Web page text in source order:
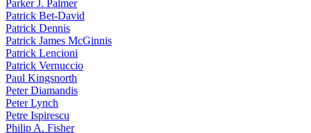
Parker J. Palmer
Patrick Bet-David
Patrick Dennis
Patrick James McGinnis
Patrick Lencioni
Patrick Vernuccio
Paul Kingsnorth
Peter Diamandis
Peter Lynch
Petre Ispirescu
Philip A. Fisher